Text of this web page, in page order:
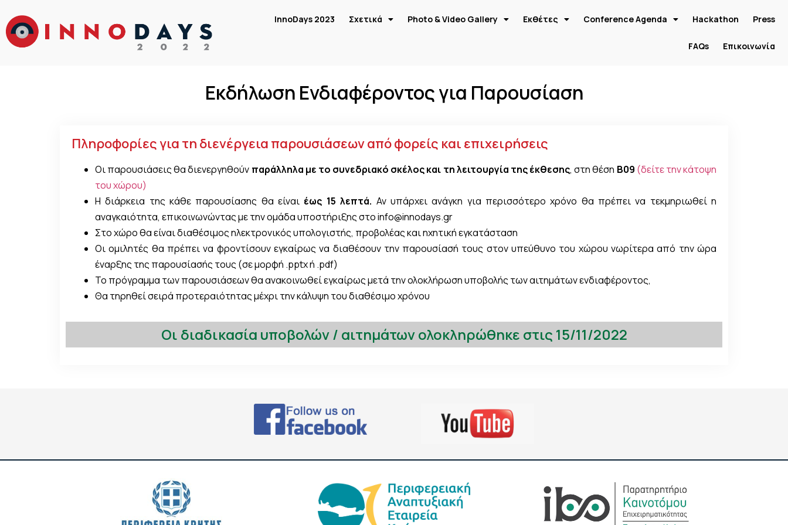
InnoDays 2023 Σχετικά Photo & Video Gallery Εκθέτες Conference Agenda Hackathon Press
FAQs Επικοινωνία
Εκδήλωση Ενδιαφέροντος για Παρουσίαση
Πληροφορίες για τη διενέργεια παρουσιάσεων από φορείς και επιχειρήσεις
Οι παρουσιάσεις θα διενεργηθούν παράλληλα με το συνεδριακό σκέλος και τη λειτουργία της έκθεσης, στη θέση B09 (δείτε την κάτοψη
του χώρου)
Η διάρκεια της κάθε παρουσίασης θα είναι έως 15 λεπτά. Αν υπάρχει ανάγκη για περισσότερο χρόνο θα πρέπει να τεκμηριωθεί η
αναγκαιότητα, επικοινωνώντας με την ομάδα υποστήριξης στο info@innodays.gr
Στο χώρο θα είναι διαθέσιμος ηλεκτρονικός υπολογιστής, προβολέας και ηχητική εγκατάσταση
Οι ομιλητές θα πρέπει να φροντίσουν εγκαίρως να διαθέσουν την παρουσίασή τους στον υπεύθυνο του χώρου νωρίτερα από την ώρα
έναρξης της παρουσίασής τους (σε μορφή .pptx ή .pdf)
Το πρόγραμμα των παρουσιάσεων θα ανακοινωθεί εγκαίρως μετά την ολοκλήρωση υποβολής των αιτημάτων ενδιαφέροντος,
Θα τηρηθεί σειρά προτεραιότητας μέχρι την κάλυψη του διαθέσιμο χρόνου
Οι διαδικασία υποβολών / αιτημάτων ολοκληρώθηκε στις 15/11/2022